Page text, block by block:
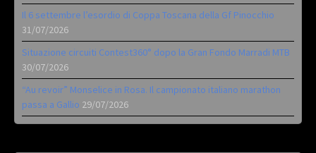
Il 6 settembre l’esordio di Coppa Toscana della Gf Pinocchio
31/07/2026
Situazione circuiti Contest360° dopo la Gran Fondo Marradi MTB
30/07/2026
“Au revoir” Monselice in Rosa. Il campionato italiano marathon
passa a Gallio 29/07/2026